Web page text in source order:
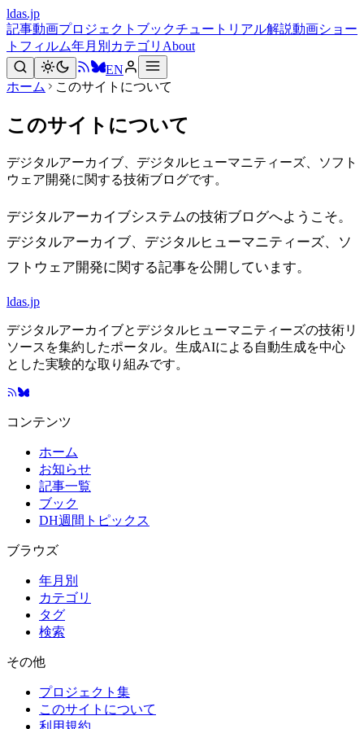
ldas.jp
記事動画プロジェクト ブックチュートリアル解説動画ショー
トフィルム年月別 カテゴリ About
EN
ホーム
このサイトについて
このサイトについて
デジタルアーカイブ、デジタルヒューマニティーズ、ソフト
ウェア開発に関する技術ブログです。
デジタルアーカイブシステムの技術ブログへようこそ。
デジタルアーカイブ、デジタルヒューマニティーズ、ソ
フトウェア開発に関する記事を公開しています。
ldas.jp
デジタルアーカイブとデジタルヒューマニティーズの技術リ
ソースを集約したポータル。生成AIによる自動生成を中心
とした実験的な取り組みです。
コンテンツ
ホーム
お知らせ
記事一覧
ブック
DH週間トピックス
ブラウズ
年月別
カテゴリ
タグ
検索
その他
プロジェクト集
このサイトについて